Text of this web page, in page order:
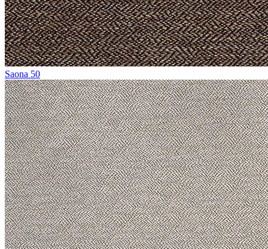
Saona 50